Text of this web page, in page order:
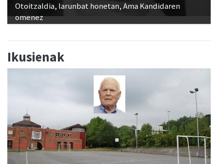
Otoitzaldia, larunbat honetan, Ama Kandidaren
omenez
Ikusienak